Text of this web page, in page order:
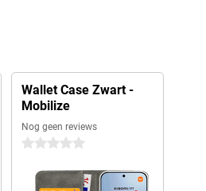
Wallet Case Zwart -
Mobilize
Nog geen reviews
0 sterren